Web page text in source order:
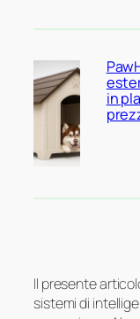
in
Il presente
sistemi di